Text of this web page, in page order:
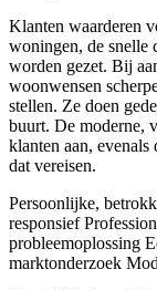
Klanten waarderen
woningen, de snelle
worden gezet. Bij
woonwensen
stellen. Ze doen
buurt. De moderne,
klanten aan, evenals
dat vereisen.
Persoonlijke,
responsief
probleemoplossing
marktonderzoek